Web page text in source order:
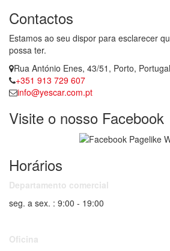
Contactos
Estamos ao seu dispor para esclarecer
possa ter.
Rua António Enes, 43/51, Porto, Portugal
+351 913 729 607
info@yescar.com.pt
Visite o nosso Facebook
Horários
Departamento comercial
seg. a sex. : 9:00 - 19:00
Oficina